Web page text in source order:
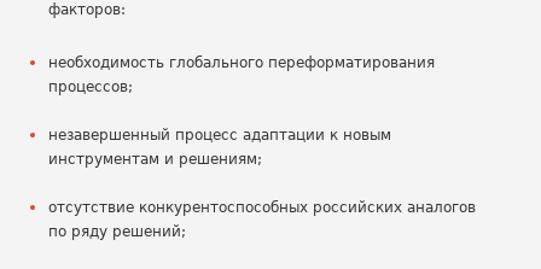
факторов:
необходимость глобального переформатирования
процессов;
незавершенный процесс адаптации к новым
инструментам и решениям;
отсутствие конкурентоспособных российских аналогов
по ряду решений;